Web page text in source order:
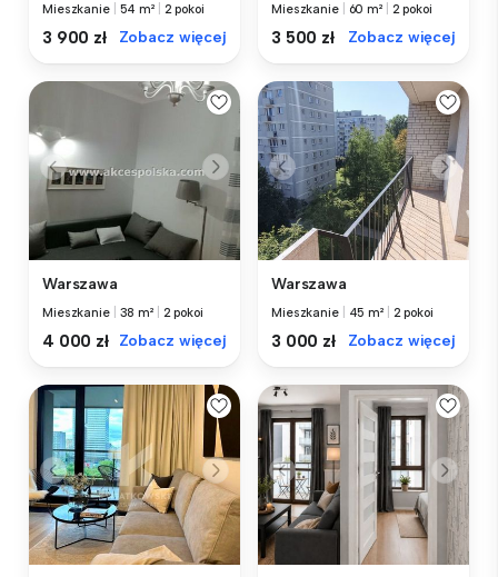
Mieszkanie 54 m² 2 pokoi
3 900 zł Zobacz więcej
Mieszkanie 60 m² 2 pokoi
3 500 zł Zobacz więcej
Warszawa
Mieszkanie 38 m² 2 pokoi
4 000 zł Zobacz więcej
Warszawa
Mieszkanie 45 m² 2 pokoi
3 000 zł Zobacz więcej